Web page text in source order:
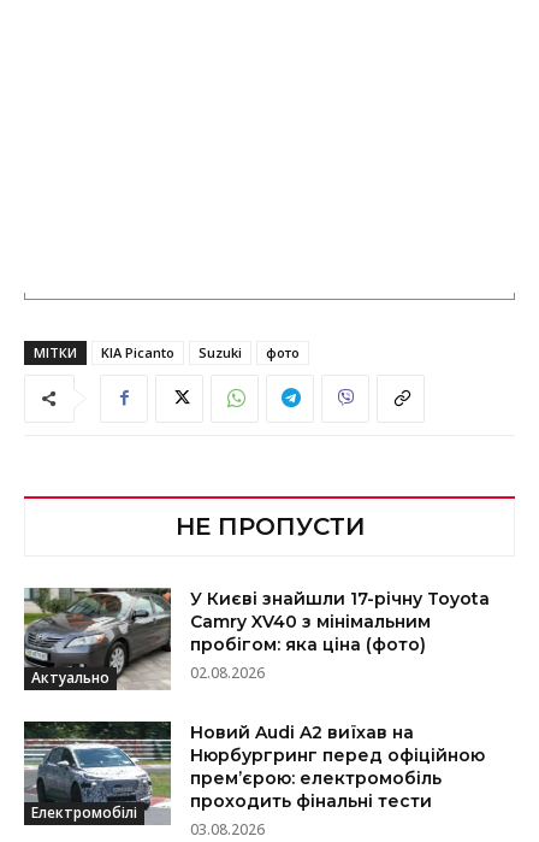
МІТКИ KIA Picanto Suzuki фото
НЕ ПРОПУСТИ
Актуально
У Києві знайшли 17-річну Toyota
Camry XV40 з мінімальним
пробігом: яка ціна (фото)
02.08.2026
Електромобілі
Новий Audi A2 виїхав на
Нюрбургринг перед офіційною
прем’єрою: електромобіль
проходить фінальні тести
03.08.2026